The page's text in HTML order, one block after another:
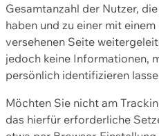
Gesamtanzahl der Nutzer,
haben und zu einer mit
versehenen Seite
jedoch keine Informationen,
persönlich identifizieren
Möchten Sie nicht am
das hierfür erforderliche